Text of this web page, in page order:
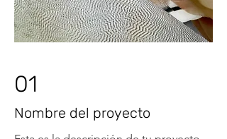
01
Nombre del proyecto